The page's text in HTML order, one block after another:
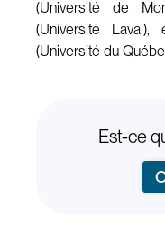
(Université de
(Université Laval),
(Université du
Est-ce